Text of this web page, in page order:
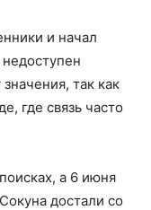
и начал
так как
где связь часто
а 6 июня
достали со